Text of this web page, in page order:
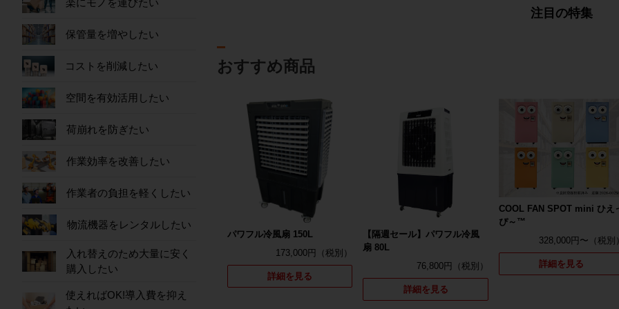
注目の特集
おすすめ商品
パワフル冷風扇 150L
173,000円
詳細を見る
【隔週セール】パワフル冷風
扇 80L
76,800円
詳細を見る
COOL FAN SPOT mini ひえ
ぴ～™
328,000円〜
詳細を見る
楽にモノを運びたい
保管量を増やしたい
コストを削減したい
空間を有効活用したい
荷崩れを防ぎたい
作業効率を改善したい
作業者の負担を軽くしたい
物流機器をレンタルしたい
入れ替えのため大量に安く
購入したい
使えればOK!導入費を抑え